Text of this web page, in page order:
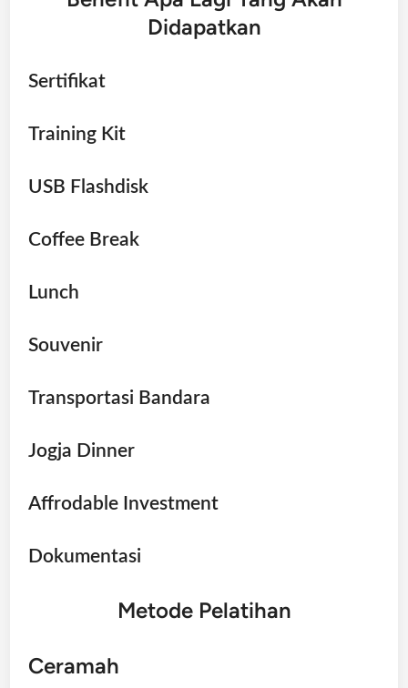
Didapatkan
Sertifikat
Training Kit
USB Flashdisk
Coffee Break
Lunch
Souvenir
Transportasi Bandara
Jogja Dinner
Affrodable Investment
Dokumentasi
Metode Pelatihan
Ceramah